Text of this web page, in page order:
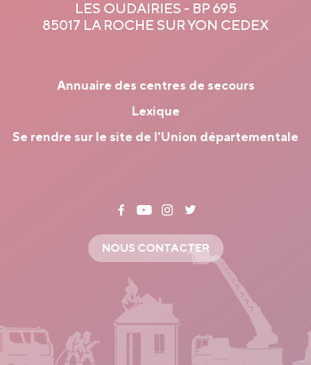
LES OUDAIRIES - BP 695
85017 LA ROCHE SUR YON CEDEX
Annuaire des centres de secours
Lexique
Se rendre sur le site de l'Union départementale
NOUS CONTACTER